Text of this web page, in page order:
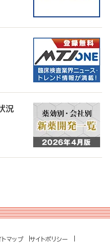
況
トマップ サイトポリシー